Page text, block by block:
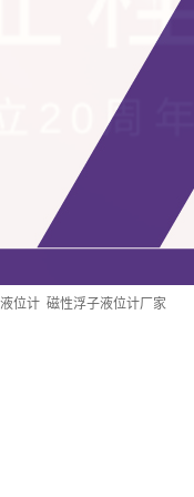
位计 磁性浮子液位计厂家